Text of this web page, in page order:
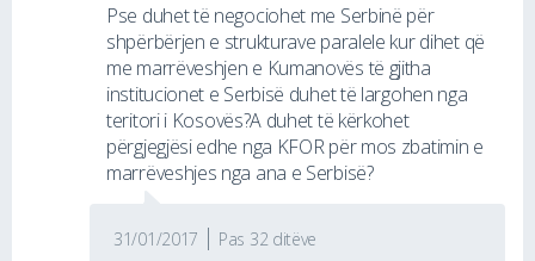
Pse duhet të negociohet me Serbinë për
shpërbërjen e strukturave paralele kur dihet që
me marrëveshjen e Kumanovës të gjitha
institucionet e Serbisë duhet të largohen nga
teritori i Kosovës?A duhet të kërkohet
përgjegjësi edhe nga KFOR për mos zbatimin e
marrëveshjes nga ana e Serbisë?
31/01/2017 Pas 32 ditëve